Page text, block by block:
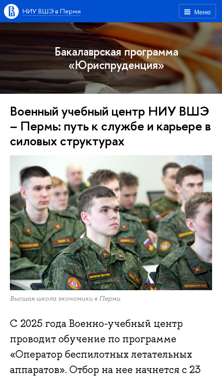
Меню
НИУ ВШЭ в Перми
Бакалаврская программа
«Юриспруденция»
Военный учебный центр НИУ ВШЭ
– Пермь: путь к службе и карьере в
силовых структурах
Высшая школа экономики в Перми
С 2025 года Военно-учебный центр
проводит обучение по программе
«Оператор беспилотных летательных
аппаратов». Отбор на нее начнется с 23